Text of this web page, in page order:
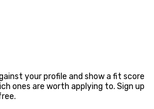
your profile and show a fit score
ones are worth applying to. Sign up